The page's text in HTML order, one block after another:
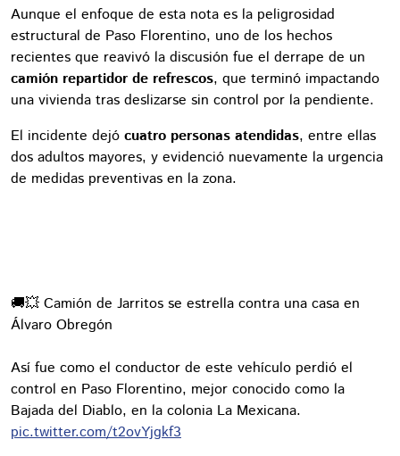
Aunque el enfoque de esta nota es la peligrosidad
estructural de Paso Florentino, uno de los hechos
recientes que reavivó la discusión fue el derrape de un
camión repartidor de refrescos, que terminó impactando
una vivienda tras deslizarse sin control por la pendiente.
El incidente dejó cuatro personas atendidas, entre ellas
dos adultos mayores, y evidenció nuevamente la urgencia
de medidas preventivas en la zona.
🚚💥 Camión de Jarritos se estrella contra una casa en
Álvaro Obregón
Así fue como el conductor de este vehículo perdió el
control en Paso Florentino, mejor conocido como la
Bajada del Diablo, en la colonia La Mexicana.
pic.twitter.com/t2ovYjgkf3